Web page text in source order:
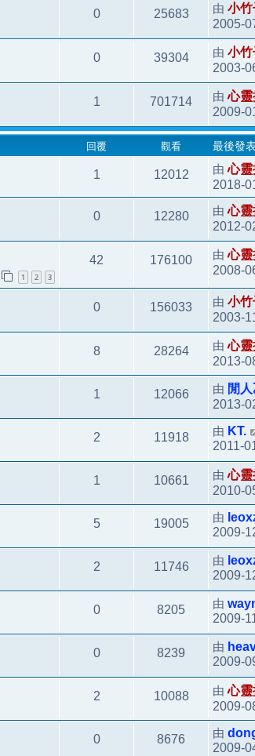
0 25683 由 小竹
2005-
0 39304 由 小竹
2003-
1 701714 由心
2009-
回覆 觀看 最後發
1 12012 由心
2018-
0 12280 由心
2012-
1 2 3
42 176100 由心
2008-
0 156033 由 小竹
2003-
8 28264 由心
2013-
1 12066 由 閒人
2013-
2 11918 由 KT.
2011-
1 10661 由心
2010-
5 19005 由
2009-
2 11746 由
2009-
0 8205 由
2009-
0 8239 由
2009-
2 10088 由心
2009-
0 8676 由
2009-